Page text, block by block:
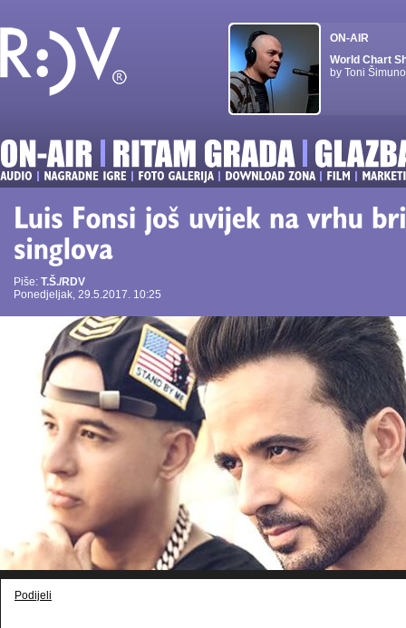
ON-AIR
World Chart
by Toni
Piše: T.Š./RDV
Ponedjeljak, 29.5.2017. 10:25
Podijeli